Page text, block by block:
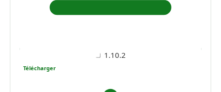
1.10.2
Télécharger